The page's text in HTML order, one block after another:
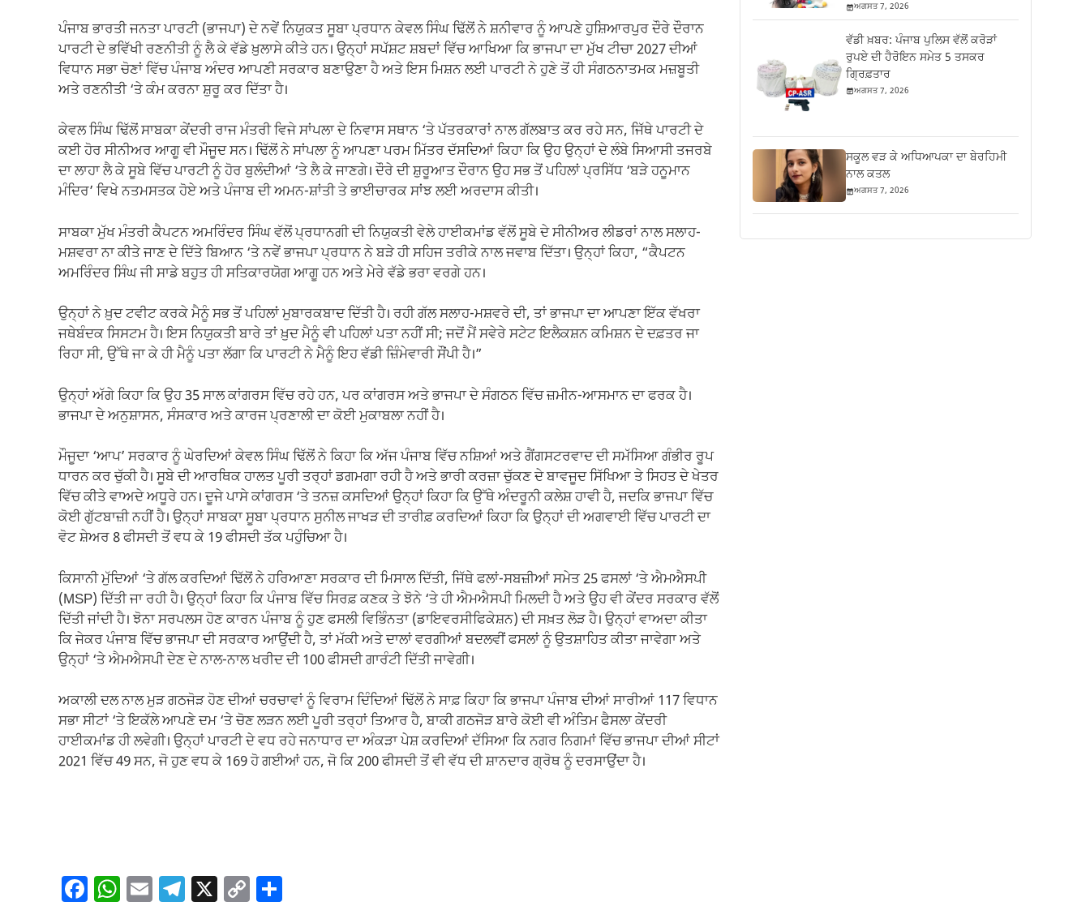
ਪੰਜਾਬ ਭਾਰਤੀ ਜਨਤਾ ਪਾਰਟੀ (ਭਾਜਪਾ) ਦੇ ਨਵੇਂ ਨਿਯੁਕਤ ਸੂਬਾ ਪ੍ਰਧਾਨ ਕੇਵਲ ਸਿੰਘ ਢਿੱਲੋਂ ਨੇ ਸ਼ਨੀਵਾਰ ਨੂੰ ਆਪਣੇ ਹੁਸ਼ਿਆਰਪੁਰ ਦੌਰੇ ਦੌਰਾਨ
ਪਾਰਟੀ ਦੇ ਭਵਿੱਖੀ ਰਣਨੀਤੀ ਨੂੰ ਲੈ ਕੇ ਵੱਡੇ ਖ਼ੁਲਾਸੇ ਕੀਤੇ ਹਨ। ਉਨ੍ਹਾਂ ਸਪੱਸ਼ਟ ਸ਼ਬਦਾਂ ਵਿੱਚ ਆਖਿਆ ਕਿ ਭਾਜਪਾ ਦਾ ਮੁੱਖ ਟੀਚਾ 2027 ਦੀਆਂ
ਵਿਧਾਨ ਸਭਾ ਚੋਣਾਂ ਵਿੱਚ ਪੰਜਾਬ ਅੰਦਰ ਆਪਣੀ ਸਰਕਾਰ ਬਣਾਉਣਾ ਹੈ ਅਤੇ ਇਸ ਮਿਸ਼ਨ ਲਈ ਪਾਰਟੀ ਨੇ ਹੁਣੇ ਤੋਂ ਹੀ ਸੰਗਠਨਾਤਮਕ ਮਜ਼ਬੂਤੀ
ਅਤੇ ਰਣਨੀਤੀ ‘ਤੇ ਕੰਮ ਕਰਨਾ ਸ਼ੁਰੂ ਕਰ ਦਿੱਤਾ ਹੈ।
ਕੇਵਲ ਸਿੰਘ ਢਿੱਲੋਂ ਸਾਬਕਾ ਕੇਂਦਰੀ ਰਾਜ ਮੰਤਰੀ ਵਿਜੇ ਸਾਂਪਲਾ ਦੇ ਨਿਵਾਸ ਸਥਾਨ ‘ਤੇ ਪੱਤਰਕਾਰਾਂ ਨਾਲ ਗੱਲਬਾਤ ਕਰ ਰਹੇ ਸਨ, ਜਿੱਥੇ ਪਾਰਟੀ ਦੇ
ਕਈ ਹੋਰ ਸੀਨੀਅਰ ਆਗੂ ਵੀ ਮੌਜੂਦ ਸਨ। ਢਿੱਲੋਂ ਨੇ ਸਾਂਪਲਾ ਨੂੰ ਆਪਣਾ ਪਰਮ ਮਿੱਤਰ ਦੱਸਦਿਆਂ ਕਿਹਾ ਕਿ ਉਹ ਉਨ੍ਹਾਂ ਦੇ ਲੰਬੇ ਸਿਆਸੀ ਤਜਰਬੇ
ਦਾ ਲਾਹਾ ਲੈ ਕੇ ਸੂਬੇ ਵਿੱਚ ਪਾਰਟੀ ਨੂੰ ਹੋਰ ਬੁਲੰਦੀਆਂ ‘ਤੇ ਲੈ ਕੇ ਜਾਣਗੇ। ਦੌਰੇ ਦੀ ਸ਼ੁਰੂਆਤ ਦੌਰਾਨ ਉਹ ਸਭ ਤੋਂ ਪਹਿਲਾਂ ਪ੍ਰਸਿੱਧ ‘ਬੜੇ ਹਨੂਮਾਨ
ਮੰਦਿਰ’ ਵਿਖੇ ਨਤਮਸਤਕ ਹੋਏ ਅਤੇ ਪੰਜਾਬ ਦੀ ਅਮਨ-ਸ਼ਾਂਤੀ ਤੇ ਭਾਈਚਾਰਕ ਸਾਂਝ ਲਈ ਅਰਦਾਸ ਕੀਤੀ।
ਸਾਬਕਾ ਮੁੱਖ ਮੰਤਰੀ ਕੈਪਟਨ ਅਮਰਿੰਦਰ ਸਿੰਘ ਵੱਲੋਂ ਪ੍ਰਧਾਨਗੀ ਦੀ ਨਿਯੁਕਤੀ ਵੇਲੇ ਹਾਈਕਮਾਂਡ ਵੱਲੋਂ ਸੂਬੇ ਦੇ ਸੀਨੀਅਰ ਲੀਡਰਾਂ ਨਾਲ ਸਲਾਹ-
ਮਸ਼ਵਰਾ ਨਾ ਕੀਤੇ ਜਾਣ ਦੇ ਦਿੱਤੇ ਬਿਆਨ ‘ਤੇ ਨਵੇਂ ਭਾਜਪਾ ਪ੍ਰਧਾਨ ਨੇ ਬੜੇ ਹੀ ਸਹਿਜ ਤਰੀਕੇ ਨਾਲ ਜਵਾਬ ਦਿੱਤਾ। ਉਨ੍ਹਾਂ ਕਿਹਾ, “ਕੈਪਟਨ
ਅਮਰਿੰਦਰ ਸਿੰਘ ਜੀ ਸਾਡੇ ਬਹੁਤ ਹੀ ਸਤਿਕਾਰਯੋਗ ਆਗੂ ਹਨ ਅਤੇ ਮੇਰੇ ਵੱਡੇ ਭਰਾ ਵਰਗੇ ਹਨ।
ਉਨ੍ਹਾਂ ਨੇ ਖ਼ੁਦ ਟਵੀਟ ਕਰਕੇ ਮੈਨੂੰ ਸਭ ਤੋਂ ਪਹਿਲਾਂ ਮੁਬਾਰਕਬਾਦ ਦਿੱਤੀ ਹੈ। ਰਹੀ ਗੱਲ ਸਲਾਹ-ਮਸ਼ਵਰੇ ਦੀ, ਤਾਂ ਭਾਜਪਾ ਦਾ ਆਪਣਾ ਇੱਕ ਵੱਖਰਾ
ਜਥੇਬੰਦਕ ਸਿਸਟਮ ਹੈ। ਇਸ ਨਿਯੁਕਤੀ ਬਾਰੇ ਤਾਂ ਖ਼ੁਦ ਮੈਨੂੰ ਵੀ ਪਹਿਲਾਂ ਪਤਾ ਨਹੀਂ ਸੀ; ਜਦੋਂ ਮੈਂ ਸਵੇਰੇ ਸਟੇਟ ਇਲੈਕਸ਼ਨ ਕਮਿਸ਼ਨ ਦੇ ਦਫ਼ਤਰ ਜਾ
ਰਿਹਾ ਸੀ, ਉੱਥੇ ਜਾ ਕੇ ਹੀ ਮੈਨੂੰ ਪਤਾ ਲੱਗਾ ਕਿ ਪਾਰਟੀ ਨੇ ਮੈਨੂੰ ਇਹ ਵੱਡੀ ਜ਼ਿੰਮੇਵਾਰੀ ਸੌਂਪੀ ਹੈ।”
ਉਨ੍ਹਾਂ ਅੱਗੇ ਕਿਹਾ ਕਿ ਉਹ 35 ਸਾਲ ਕਾਂਗਰਸ ਵਿੱਚ ਰਹੇ ਹਨ, ਪਰ ਕਾਂਗਰਸ ਅਤੇ ਭਾਜਪਾ ਦੇ ਸੰਗਠਨ ਵਿੱਚ ਜ਼ਮੀਨ-ਆਸਮਾਨ ਦਾ ਫਰਕ ਹੈ।
ਭਾਜਪਾ ਦੇ ਅਨੁਸ਼ਾਸਨ, ਸੰਸਕਾਰ ਅਤੇ ਕਾਰਜ ਪ੍ਰਣਾਲੀ ਦਾ ਕੋਈ ਮੁਕਾਬਲਾ ਨਹੀਂ ਹੈ।
ਮੌਜੂਦਾ ‘ਆਪ’ ਸਰਕਾਰ ਨੂੰ ਘੇਰਦਿਆਂ ਕੇਵਲ ਸਿੰਘ ਢਿੱਲੋਂ ਨੇ ਕਿਹਾ ਕਿ ਅੱਜ ਪੰਜਾਬ ਵਿੱਚ ਨਸ਼ਿਆਂ ਅਤੇ ਗੈਂਗਸਟਰਵਾਦ ਦੀ ਸਮੱਸਿਆ ਗੰਭੀਰ ਰੂਪ
ਧਾਰਨ ਕਰ ਚੁੱਕੀ ਹੈ। ਸੂਬੇ ਦੀ ਆਰਥਿਕ ਹਾਲਤ ਪੂਰੀ ਤਰ੍ਹਾਂ ਡਗਮਗਾ ਰਹੀ ਹੈ ਅਤੇ ਭਾਰੀ ਕਰਜ਼ਾ ਚੁੱਕਣ ਦੇ ਬਾਵਜੂਦ ਸਿੱਖਿਆ ਤੇ ਸਿਹਤ ਦੇ ਖੇਤਰ
ਵਿੱਚ ਕੀਤੇ ਵਾਅਦੇ ਅਧੂਰੇ ਹਨ। ਦੂਜੇ ਪਾਸੇ ਕਾਂਗਰਸ ‘ਤੇ ਤਨਜ਼ ਕਸਦਿਆਂ ਉਨ੍ਹਾਂ ਕਿਹਾ ਕਿ ਉੱਥੇ ਅੰਦਰੂਨੀ ਕਲੇਸ਼ ਹਾਵੀ ਹੈ, ਜਦਕਿ ਭਾਜਪਾ ਵਿੱਚ
ਕੋਈ ਗੁੱਟਬਾਜ਼ੀ ਨਹੀਂ ਹੈ। ਉਨ੍ਹਾਂ ਸਾਬਕਾ ਸੂਬਾ ਪ੍ਰਧਾਨ ਸੁਨੀਲ ਜਾਖੜ ਦੀ ਤਾਰੀਫ਼ ਕਰਦਿਆਂ ਕਿਹਾ ਕਿ ਉਨ੍ਹਾਂ ਦੀ ਅਗਵਾਈ ਵਿੱਚ ਪਾਰਟੀ ਦਾ
ਵੋਟ ਸ਼ੇਅਰ 8 ਫੀਸਦੀ ਤੋਂ ਵਧ ਕੇ 19 ਫੀਸਦੀ ਤੱਕ ਪਹੁੰਚਿਆ ਹੈ।
ਕਿਸਾਨੀ ਮੁੱਦਿਆਂ ‘ਤੇ ਗੱਲ ਕਰਦਿਆਂ ਢਿੱਲੋਂ ਨੇ ਹਰਿਆਣਾ ਸਰਕਾਰ ਦੀ ਮਿਸਾਲ ਦਿੱਤੀ, ਜਿੱਥੇ ਫਲਾਂ-ਸਬਜ਼ੀਆਂ ਸਮੇਤ 25 ਫਸਲਾਂ ‘ਤੇ ਐਮਐਸਪੀ
(MSP) ਦਿੱਤੀ ਜਾ ਰਹੀ ਹੈ। ਉਨ੍ਹਾਂ ਕਿਹਾ ਕਿ ਪੰਜਾਬ ਵਿੱਚ ਸਿਰਫ਼ ਕਣਕ ਤੇ ਝੋਨੇ ‘ਤੇ ਹੀ ਐਮਐਸਪੀ ਮਿਲਦੀ ਹੈ ਅਤੇ ਉਹ ਵੀ ਕੇਂਦਰ ਸਰਕਾਰ ਵੱਲੋਂ
ਦਿੱਤੀ ਜਾਂਦੀ ਹੈ। ਝੋਨਾ ਸਰਪਲਸ ਹੋਣ ਕਾਰਨ ਪੰਜਾਬ ਨੂੰ ਹੁਣ ਫਸਲੀ ਵਿਭਿੰਨਤਾ (ਡਾਇਵਰਸੀਫਿਕੇਸ਼ਨ) ਦੀ ਸਖ਼ਤ ਲੋੜ ਹੈ। ਉਨ੍ਹਾਂ ਵਾਅਦਾ ਕੀਤਾ
ਕਿ ਜੇਕਰ ਪੰਜਾਬ ਵਿੱਚ ਭਾਜਪਾ ਦੀ ਸਰਕਾਰ ਆਉਂਦੀ ਹੈ, ਤਾਂ ਮੱਕੀ ਅਤੇ ਦਾਲਾਂ ਵਰਗੀਆਂ ਬਦਲਵੀਂ ਫਸਲਾਂ ਨੂੰ ਉਤਸ਼ਾਹਿਤ ਕੀਤਾ ਜਾਵੇਗਾ ਅਤੇ
ਉਨ੍ਹਾਂ ‘ਤੇ ਐਮਐਸਪੀ ਦੇਣ ਦੇ ਨਾਲ-ਨਾਲ ਖਰੀਦ ਦੀ 100 ਫੀਸਦੀ ਗਾਰੰਟੀ ਦਿੱਤੀ ਜਾਵੇਗੀ।
ਅਕਾਲੀ ਦਲ ਨਾਲ ਮੁੜ ਗਠਜੋੜ ਹੋਣ ਦੀਆਂ ਚਰਚਾਵਾਂ ਨੂੰ ਵਿਰਾਮ ਦਿੰਦਿਆਂ ਢਿੱਲੋਂ ਨੇ ਸਾਫ਼ ਕਿਹਾ ਕਿ ਭਾਜਪਾ ਪੰਜਾਬ ਦੀਆਂ ਸਾਰੀਆਂ 117 ਵਿਧਾਨ
ਸਭਾ ਸੀਟਾਂ ‘ਤੇ ਇਕੱਲੇ ਆਪਣੇ ਦਮ ‘ਤੇ ਚੋਣ ਲੜਨ ਲਈ ਪੂਰੀ ਤਰ੍ਹਾਂ ਤਿਆਰ ਹੈ, ਬਾਕੀ ਗਠਜੋੜ ਬਾਰੇ ਕੋਈ ਵੀ ਅੰਤਿਮ ਫੈਸਲਾ ਕੇਂਦਰੀ
ਹਾਈਕਮਾਂਡ ਹੀ ਲਵੇਗੀ। ਉਨ੍ਹਾਂ ਪਾਰਟੀ ਦੇ ਵਧ ਰਹੇ ਜਨਾਧਾਰ ਦਾ ਅੰਕੜਾ ਪੇਸ਼ ਕਰਦਿਆਂ ਦੱਸਿਆ ਕਿ ਨਗਰ ਨਿਗਮਾਂ ਵਿੱਚ ਭਾਜਪਾ ਦੀਆਂ ਸੀਟਾਂ
2021 ਵਿੱਚ 49 ਸਨ, ਜੋ ਹੁਣ ਵਧ ਕੇ 169 ਹੋ ਗਈਆਂ ਹਨ, ਜੋ ਕਿ 200 ਫੀਸਦੀ ਤੋਂ ਵੀ ਵੱਧ ਦੀ ਸ਼ਾਨਦਾਰ ਗ੍ਰੋਥ ਨੂੰ ਦਰਸਾਉਂਦਾ ਹੈ।
F W E T X C
ਅਗਸਤ 7, 2026
ਵੱਡੀ ਖ਼ਬਰ: ਪੰਜਾਬ ਪੁਲਿਸ ਵੱਲੋਂ ਕਰੋੜਾਂ
ਰੁਪਏ ਦੀ ਹੈਰੋਇਨ ਸਮੇਤ 5 ਤਸਕਰ
ਗ੍ਰਿਫ਼ਤਾਰ
ਅਗਸਤ 7, 2026
ਸਕੂਲ ਵੜ ਕੇ ਅਧਿਆਪਕਾ ਦਾ ਬੇਰਹਿਮੀ
ਨਾਲ ਕਤਲ
ਅਗਸਤ 7, 2026